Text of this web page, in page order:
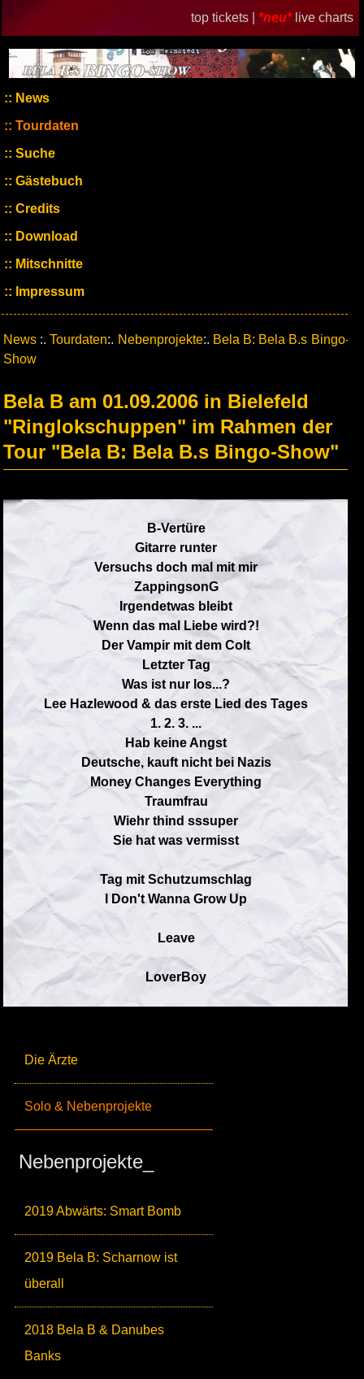
top tickets | *neu* live charts
News
Tourdaten
Suche
Gästebuch
Credits
Download
Mitschnitte
Impressum
Die Ärzte
Solo & Nebenprojekte
Nebenprojekte_
2019 Abwärts: Smart Bomb
2019 Bela B: Scharnow ist
überall
2018 Bela B & Danubes
Banks
News :.Tourdaten:. Nebenprojekte:. Bela B: Bela B.s Bingo-
Show
Bela B am 01.09.2006 in Bielefeld
"Ringlokschuppen" im Rahmen der
Tour "Bela B: Bela B.s Bingo-Show"
B-Vertüre
Gitarre runter
Versuchs doch mal mit mir
ZappingsonG
Irgendetwas bleibt
Wenn das mal Liebe wird?!
Der Vampir mit dem Colt
Letzter Tag
Was ist nur los...?
Lee Hazlewood & das erste Lied des Tages
1. 2. 3. ...
Hab keine Angst
Deutsche, kauft nicht bei Nazis
Money Changes Everything
Traumfrau
Wiehr thind sssuper
Sie hat was vermisst
Tag mit Schutzumschlag
I Don't Wanna Grow Up
Leave
LoverBoy